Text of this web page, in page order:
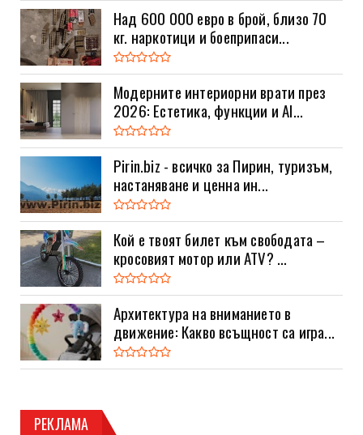
Над 600 000 евро в брой, близо 70
кг. наркотици и боеприпаси...
Модерните интериорни врати през
2026: Естетика, функции и AI...
Pirin.biz - всичко за Пирин, туризъм,
настаняване и ценна ин...
Кой е твоят билет към свободата –
кросовият мотор или ATV? ...
Архитектура на вниманието в
движение: Какво всъщност са игра...
РЕКЛАМА